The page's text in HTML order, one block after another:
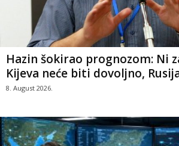
Hazin šokirao prognozom: Ni
Kijeva neće biti dovoljno,
8. August 2026.